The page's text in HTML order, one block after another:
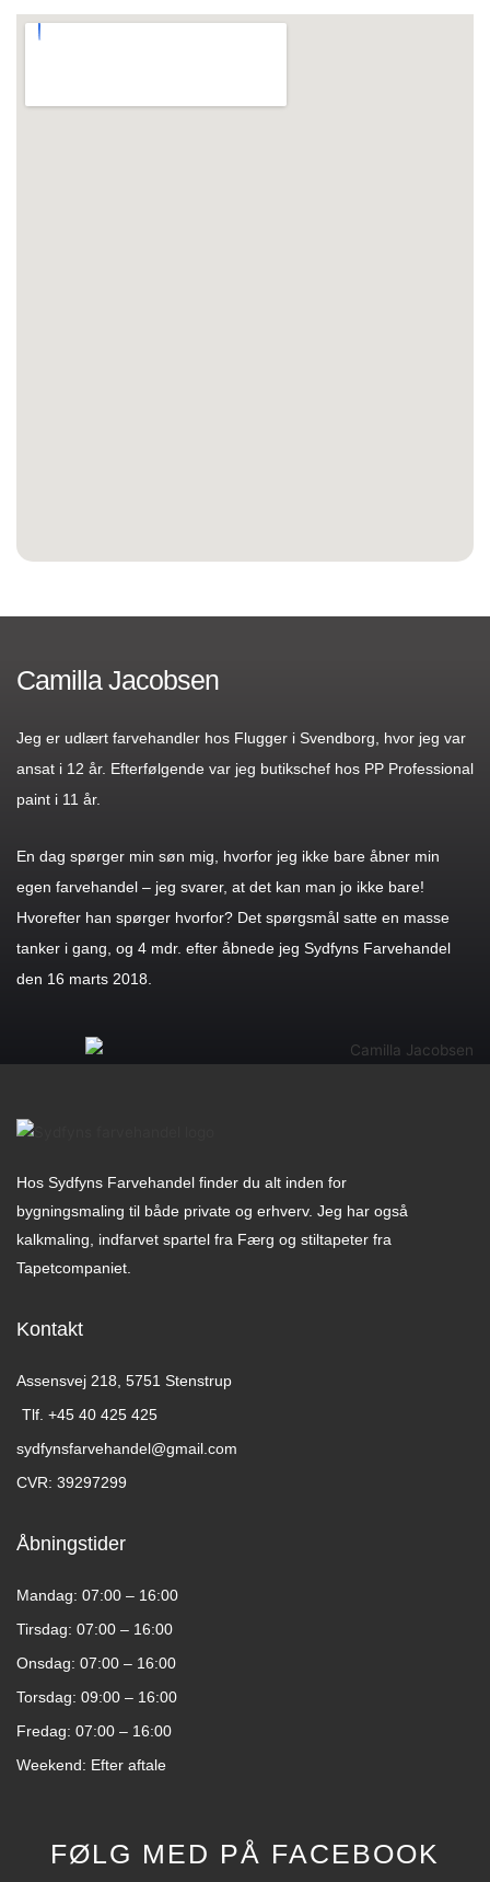
Camilla Jacobsen
Jeg er udlært farvehandler hos Flugger i Svendborg, hvor jeg var
ansat i 12 år. Efterfølgende var jeg butikschef hos PP Professional
paint i 11 år.
En dag spørger min søn mig, hvorfor jeg ikke bare åbner min
egen farvehandel – jeg svarer, at det kan man jo ikke bare!
Hvorefter han spørger hvorfor? Det spørgsmål satte en masse
tanker i gang, og 4 mdr. efter åbnede jeg Sydfyns Farvehandel
den 16 marts 2018.
Hos Sydfyns Farvehandel finder du alt inden for
bygningsmaling til både private og erhverv. Jeg har også
kalkmaling, indfarvet spartel fra Færg og stiltapeter fra
Tapetcompaniet.
Kontakt
Assensvej 218, 5751 Stenstrup​
Tlf. +45 40 425 425​
sydfynsfarvehandel@gmail.com​
CVR: 39297299​
Åbningstider
Mandag: 07:00 – 16:00
Tirsdag: 07:00 – 16:00
Onsdag: 07:00 – 16:00
Torsdag: 09:00 – 16:00
Fredag: 07:00 – 16:00
Weekend: Efter aftale
FØLG MED PÅ FACEBOOK